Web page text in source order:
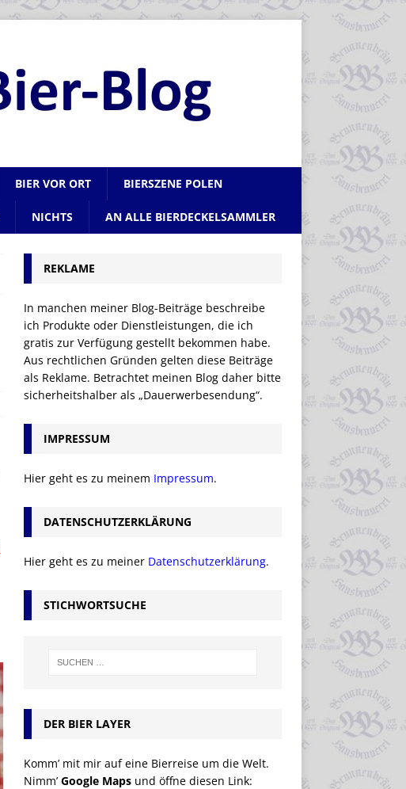
BIER VOR ORT BIERSZENE POLEN
NICHTS AN ALLE BIERDECKELSAMMLER
REKLAME
In manchen meiner Blog-Beiträge beschreibe
ich Produkte oder Dienstleistungen, die ich
gratis zur Verfügung gestellt bekommen habe.
Aus rechtlichen Gründen gelten diese Beiträge
als Reklame. Betrachtet meinen Blog daher bitte
sicherheitshalber als „Dauerwerbesendung“.
IMPRESSUM
Hier geht es zu meinem Impressum.
DATENSCHUTZERKLÄRUNG
Hier geht es zu meiner Datenschutzerklärung.
STICHWORTSUCHE
DER BIER LAYER
Komm’ mit mir auf eine Bierreise um die Welt.
Nimm’ Google Maps und öffne diesen Link: